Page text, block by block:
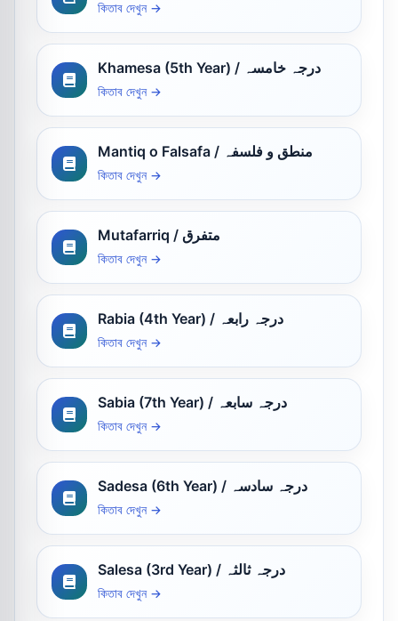
কিতাব দেখুন →
Khamesa (5th Year) / درجہ خامسہ
কিতাব দেখুন →
Mantiq o Falsafa / منطق و فلسفہ
কিতাব দেখুন →
Mutafarriq / متفرق
কিতাব দেখুন →
Rabia (4th Year) / درجہ رابعہ
কিতাব দেখুন →
Sabia (7th Year) / درجہ سابعہ
কিতাব দেখুন →
Sadesa (6th Year) / درجہ سادسہ
কিতাব দেখুন →
Salesa (3rd Year) / درجہ ثالثہ
কিতাব দেখুন →